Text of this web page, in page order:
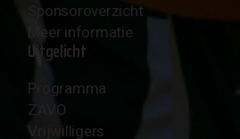
Sponsoroverzicht
Meer informatie
Uitgelicht
Programma
ZAVO
Vrijwilligers